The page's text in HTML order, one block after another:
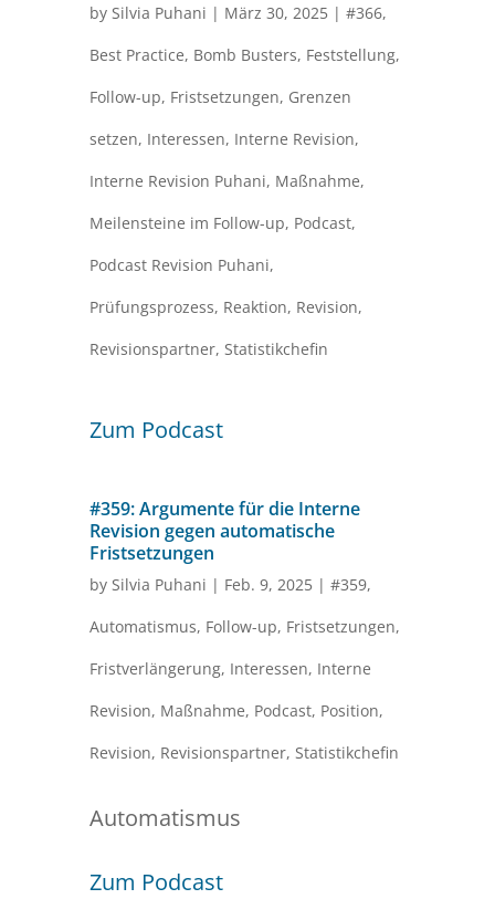
by Silvia Puhani | März 30, 2025| #366,
Best Practice, Bomb Busters, Feststellung,
Follow-up, Fristsetzungen, Grenzen
setzen, Interessen, Interne Revision,
Interne Revision Puhani, Maßnahme,
Meilensteine im Follow-up, Podcast,
Podcast Revision Puhani,
Prüfungsprozess, Reaktion, Revision,
Revisionspartner, Statistikchefin
Zum Podcast
#359: Argumente für die Interne
Revision gegen automatische
Fristsetzungen
by Silvia Puhani | Feb. 9, 2025| #359,
Automatismus, Follow-up, Fristsetzungen,
Fristverlängerung, Interessen, Interne
Revision, Maßnahme, Podcast, Position,
Revision, Revisionspartner, Statistikchefin
Automatismus
Zum Podcast